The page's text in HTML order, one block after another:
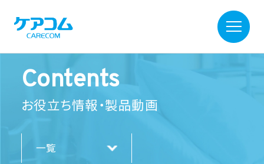
Contents
お役立ち情報・製品動画
一覧